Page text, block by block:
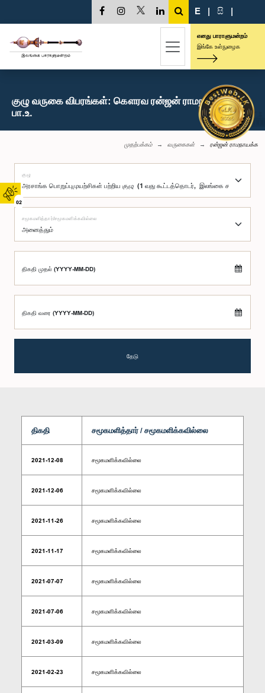
02
E | සි |
எனது பாராளுமன்றம்
இங்கே உள்நுழைக
குழு வருகை விபரங்கள்: கௌரவ ரன்ஜன் ராமநாயக்க,
பா.உ.
முதற்பக்கம் வருகைகள் ரன்ஜன் ராமநாயக்க
குழு
சமூகமளித்தார்/சமூகமளிக்கவில்லை
திகதி முதல் (YYYY-MM-DD)
திகதி வரை (YYYY-MM-DD)
தேடு
திகதி சமூகமளித்தார் / சமூகமளிக்கவில்லை
2021-12-08 சமூகமளிக்கவில்லை
2021-12-06 சமூகமளிக்கவில்லை
2021-11-26 சமூகமளிக்கவில்லை
2021-11-17 சமூகமளிக்கவில்லை
2021-07-07 சமூகமளிக்கவில்லை
2021-07-06 சமூகமளிக்கவில்லை
2021-03-09 சமூகமளிக்கவில்லை
2021-02-23 சமூகமளிக்கவில்லை